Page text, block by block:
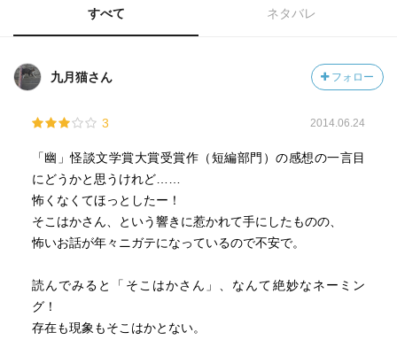
すべて ネタバレ
九月猫さん フォロー
3 2014.06.24
「幽」怪談文学賞大賞受賞作（短編部門）の感想の一言目
にどうかと思うけれど……
怖くなくてほっとしたー！
そこはかさん、という響きに惹かれて手にしたものの、
怖いお話が年々ニガテになっているので不安で。
読んでみると「そこはかさん」、なんて絶妙なネーミン
グ！
存在も現象もそこはかとない。